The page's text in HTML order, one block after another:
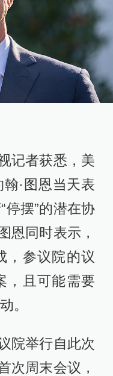
记者获悉，美
·图恩当天表
停摆”的潜在协
恩同时表示，
，参议院的议
，且可能需要
。
院举行自此次
次周末会议，